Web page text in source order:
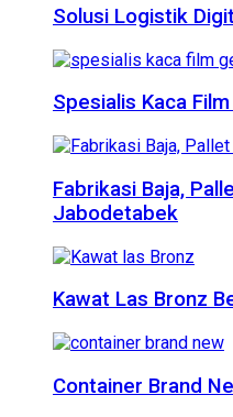
Solusi Logistik
Spesialis Kaca
Fabrikasi Baja,
Jabodetabek
Kawat Las Bronz
Container Brand